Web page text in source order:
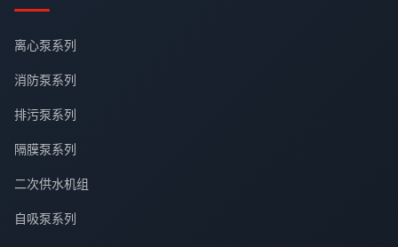
离心泵系列
消防泵系列
排污泵系列
隔膜泵系列
二次供水机组
自吸泵系列